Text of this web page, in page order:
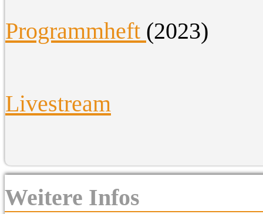
Programmheft (2023)
Livestream
Weitere Infos